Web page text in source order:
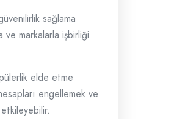
sağlama
markalarla işbirliği
elde etme
engellemek ve